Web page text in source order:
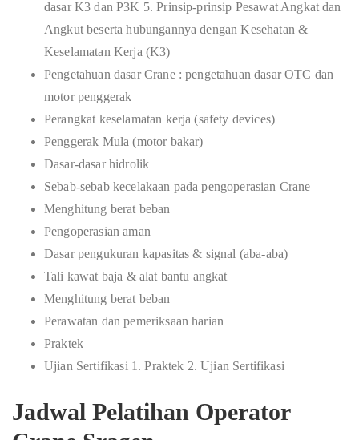
dasar K3 dan P3K 5. Prinsip-prinsip Pesawat Angkat dan
Angkut beserta hubungannya dengan Kesehatan &
Keselamatan Kerja (K3)
Pengetahuan dasar Crane : pengetahuan dasar OTC dan
motor penggerak
Perangkat keselamatan kerja (safety devices)
Penggerak Mula (motor bakar)
Dasar-dasar hidrolik
Sebab-sebab kecelakaan pada pengoperasian Crane
Menghitung berat beban
Pengoperasian aman
Dasar pengukuran kapasitas & signal (aba-aba)
Tali kawat baja & alat bantu angkat
Menghitung berat beban
Perawatan dan pemeriksaan harian
Praktek
Ujian Sertifikasi 1. Praktek 2. Ujian Sertifikasi
Jadwal Pelatihan Operator